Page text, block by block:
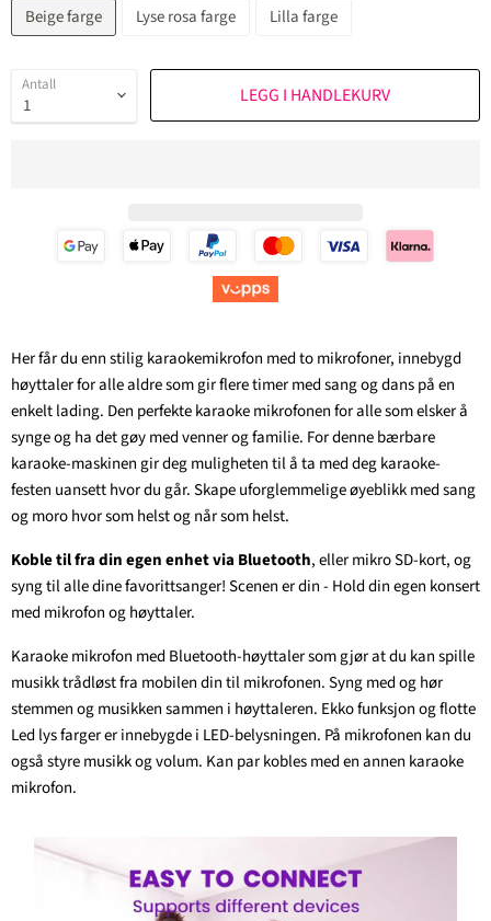
Beige farge
Lyse rosa farge Lilla farge
Antall LEGG I HANDLEKURV
Her får du enn stilig karaokemikrofon med to mikrofoner, innebygd
høyttaler for alle aldre som gir flere timer med sang og dans på en
enkelt lading. Den perfekte karaoke mikrofonen for alle som elsker å
synge og ha det gøy med venner og familie. For denne bærbare
karaoke-maskinen gir deg muligheten til å ta med deg karaoke-
festen uansett hvor du går. Skape uforglemmelige øyeblikk med sang
og moro hvor som helst og når som helst.
Koble til fra din egen enhet via Bluetooth, eller mikro SD-kort, og
syng til alle dine favorittsanger! Scenen er din - Hold din egen konsert
med mikrofon og høyttaler.
Karaoke mikrofon med Bluetooth-høyttaler som gjør at du kan spille
musikk trådløst fra mobilen din til mikrofonen. Syng med og hør
stemmen og musikken sammen i høyttaleren. Ekko funksjon og flotte
Led lys farger er innebygde i LED-belysningen. På mikrofonen kan du
også styre musikk og volum. Kan par kobles med en annen karaoke
mikrofon.